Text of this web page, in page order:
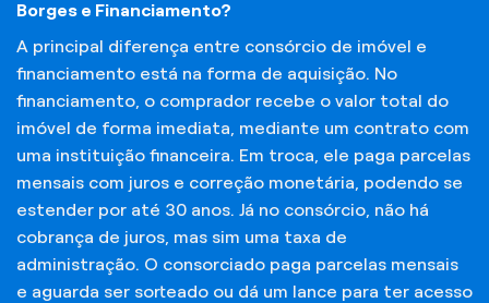
Borges e Financiamento?
A principal diferença entre consórcio de imóvel e
financiamento está na forma de aquisição. No
financiamento, o comprador recebe o valor total do
imóvel de forma imediata, mediante um contrato com
uma instituição financeira. Em troca, ele paga parcelas
mensais com juros e correção monetária, podendo se
estender por até 30 anos. Já no consórcio, não há
cobrança de juros, mas sim uma taxa de
administração. O consorciado paga parcelas mensais
e aguarda ser sorteado ou dá um lance para ter acesso